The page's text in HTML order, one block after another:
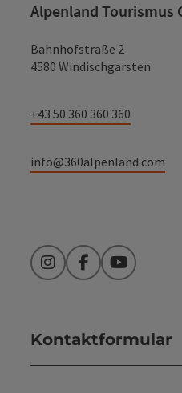
Alpenland Tourismus
Bahnhofstraße 2
4580 Windischgarsten
+43 50 360 360 360
info@360alpenland.com
InstagramFacebookYouTube
Kontaktformular